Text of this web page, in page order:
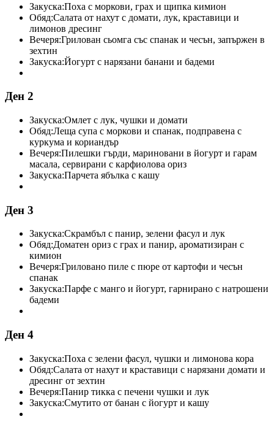
Закуска:Поха с моркови, грах и щипка кимион
Обяд:Салата от нахут с домати, лук, краставици и
лимонов дресинг
Вечеря:Грилован сьомга със спанак и чесън, запържен в
зехтин
Закуска:Йогурт с нарязани банани и бадеми
Ден 2
Закуска:Омлет с лук, чушки и домати
Обяд:Леща супа с моркови и спанак, подправена с
куркума и кориандър
Вечеря:Пилешки гърди, мариновани в йогурт и гарам
масала, сервирани с карфиолова ориз
Закуска:Парчета ябълка с кашу
Ден 3
Закуска:Скрамбъл с панир, зелени фасул и лук
Обяд:Доматен ориз с грах и панир, ароматизиран с
кимион
Вечеря:Гриловано пиле с пюре от картофи и чесън
спанак
Закуска:Парфе с манго и йогурт, гарнирано с натрошени
бадеми
Ден 4
Закуска:Поха с зелени фасул, чушки и лимонова кора
Обяд:Салата от нахут и краставици с нарязани домати и
дресинг от зехтин
Вечеря:Панир тикка с печени чушки и лук
Закуска:Смутито от банан с йогурт и кашу